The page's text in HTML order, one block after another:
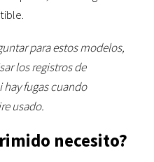
para estos modelos,
los registros de
fugas cuando
usado.
necesito?